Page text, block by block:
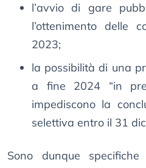
l’avvio di gare
l’ottenimento delle
2023;
la possibilità di una
a fine 2024 “in
impediscono la
selettiva entro il 31
Sono dunque